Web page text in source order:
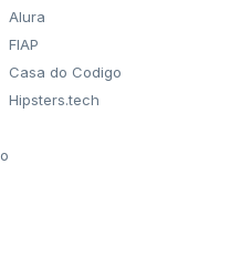
Alura
FIAP
Casa do Codigo
Hipsters.tech